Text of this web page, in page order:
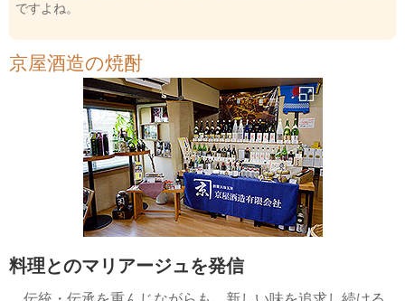
ですよね。
京屋酒造の焼酎
料理とのマリアージュを発信